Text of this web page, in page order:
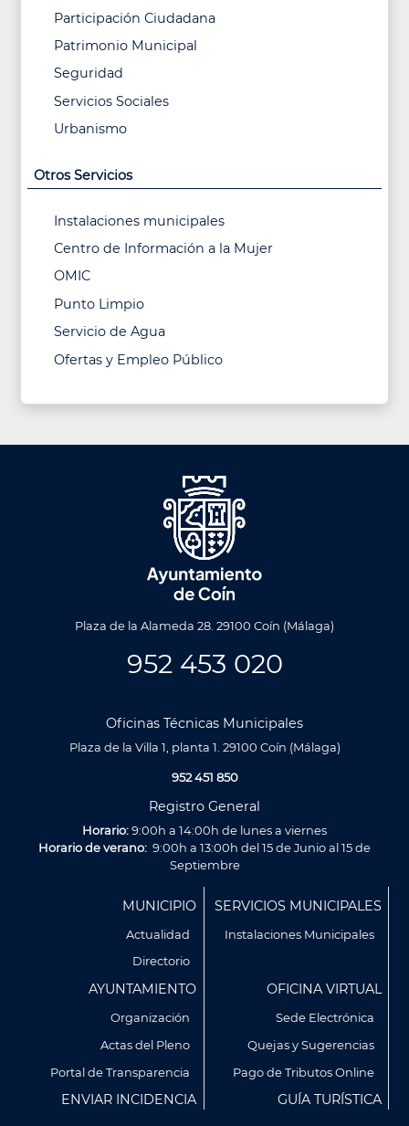
Participación Ciudadana
Patrimonio Municipal
Seguridad
Servicios Sociales
Urbanismo
Otros Servicios
Instalaciones municipales
Centro de Información a la Mujer
OMIC
Punto Limpio
Servicio de Agua
Ofertas y Empleo Público
Utilizamos cookies propias y de terceros para analizar
nuestros servicios y mostrarte publicidad relacionada con
tus preferencias en base a un perfil elaborado a partir de tus
Plaza de la Alameda 28. 29100 Coín (Málaga)
952 453 020
Oficinas Técnicas Municipales
Plaza de la Villa 1, planta 1. 29100 Coín (Málaga)
952 451 850
Registro General
Horario:9:00h a 14:00h de lunes a viernes
Horario de verano: 9:00h a 13:00h del 15 de Junio al 15 de
Septiembre
MUNICIPIO
Actualidad
Directorio
SERVICIOS MUNICIPALES
Instalaciones Municipales
AYUNTAMIENTO
Organización
Actas del Pleno
Portal de Transparencia
OFICINA VIRTUAL
Sede Electrónica
Quejas y Sugerencias
Pago de Tributos Online
ENVIAR INCIDENCIA GUÍA TURÍSTICA